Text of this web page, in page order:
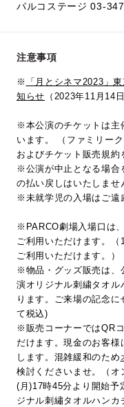
パルコステージ 03-
注意事項
※
「月とシネマ2023」
知らせ （2023年11月14
※本公演のチケットは主
います。 （ファミリー
およびチケット販売規約
※公演が中止となる場合
の払い戻しはいたしませ
※未就学児の入場はご遠
※PARCO劇場入場口は
ご利用いただけます。
ご利用いただけます。）
※物品・グッズ販売は、
演オリジナル刺繍タオ
ります。ご来場の記念
て税込)
※販売コーナーではQR
だけます。現金のお客
します。混雑緩和のため
検討くださいませ。（オ
(月)17時45分より開始予
ジナル刺繡タオルハンカ